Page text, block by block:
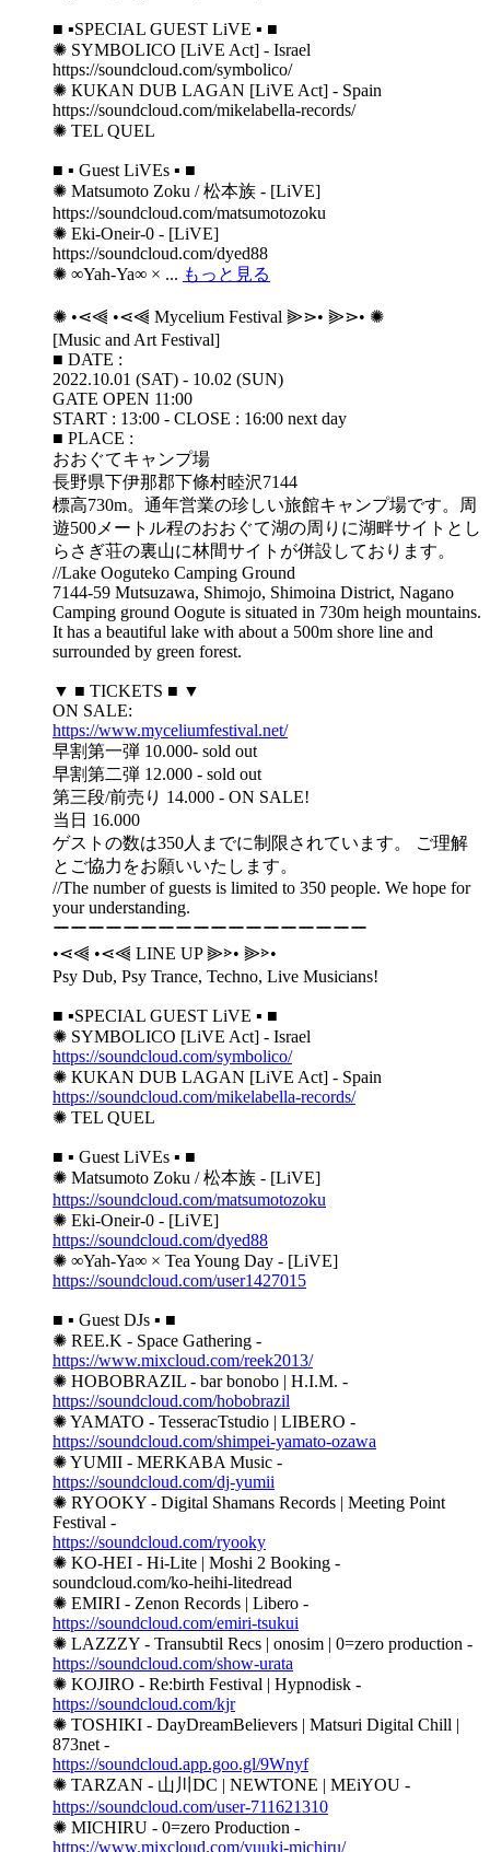
■ ▪️SPECIAL GUEST LiVE ▪️ ■
✺ SYMBОLICО [LiVE Act] - Israel
https://soundcloud.com/symbolico/
✺ КUКAN DUВ LАGАN [LiVE Act] - Spain
https://soundcloud.com/mikelabella-records/
✺ TEL QUEL
■ ▪️ Guest LiVEs ▪️ ■
✺ Matsumoto Zoku / 松本族 - [LiVE]
https://soundcloud.com/matsumotozoku
✺ Eki-Oneir-0 - [LiVE]
https://soundcloud.com/dyed88
✺ ∞Yah-Ya∞ × ... もっと見る
✺ •⋖⫷ •⋖⫷ Mycelium Festival ⫸⋗• ⫸⋗• ✺
[Music and Art Festival]
■ DATE :
2022.10.01 (SAT) - 10.02 (SUN)
GATE OPEN 11:00
START : 13:00 - CLOSE : 16:00 next day
■ PLACE :
おおぐてキャンプ場
長野県下伊那郡下條村睦沢7144
​標高730m。通年営業の珍しい旅館キャンプ場です。周
遊500メートル程のおおぐて湖の周りに湖畔サイトと​し
らさぎ荘の裏山に林間サイトが併設しております。
//Lake Ooguteko Camping Ground
7144-59 Mutsuzawa, Shimojo, Shimoina District, Nagano
Camping ground Oogute is situated in 730m heigh mountains.
It has a beautiful lake with about a 500m shore line and
surrounded by green forest.
▼ ■ TICKETS ■ ▼
ON SALE:
https://www.myceliumfestival.net/
早割第一弾 10.000- sold out
早割第二弾 12.000 - sold out
第三段/前売り 14.000 - ON SALE!
当日 16.000
ゲストの数は350人までに制限されています。 ご理解
とご協力をお願いいたします。
//The number of guests is limited to 350 people. We hope for
your understanding.
ーーーーーーーーーーーーーーーーーー
•⋖⫷ •⋖⫷ LINE UP ⫸⋗• ⫸⋗•
Psy Dub, Psy Trance, Techno, Live Musicians!
■ ▪️SPECIAL GUEST LiVE ▪️ ■
✺ SYMBОLICО [LiVE Act] - Israel
https://soundcloud.com/symbolico/
✺ КUКAN DUВ LАGАN [LiVE Act] - Spain
https://soundcloud.com/mikelabella-records/
✺ TEL QUEL
■ ▪️ Guest LiVEs ▪️ ■
✺ Matsumoto Zoku / 松本族 - [LiVE]
https://soundcloud.com/matsumotozoku
✺ Eki-Oneir-0 - [LiVE]
https://soundcloud.com/dyed88
✺ ∞Yah-Ya∞ × Tea Young Day - [LiVE]
https://soundcloud.com/user1427015
■ ▪️ Guest DJs ▪️ ■
✺ REE.K - Space Gathering -
https://www.mixcloud.com/reek2013/
✺ HOBOBRAZIL - bar bonobo | H.I.M. -
https://soundcloud.com/hobobrazil
✺ YAMATO - TesseracTstudio | LIBERO -
https://soundcloud.com/shimpei-yamato-ozawa
✺ YUMII ​- MERKABA Music -
https://soundcloud.com/dj-yumii
✺ RYOOKY - Digital Shamans Records | Meeting Point
Festival -
https://soundcloud.com/ryooky
✺ KO-HEI - Hi-Lite | Moshi 2 Booking -
soundcloud.com/ko-heihi-litedread
✺ EMIRI - Zenon Records | Libero -
https://soundcloud.com/emiri-tsukui
✺ LAZZZY - Transubtil Recs | onosim | 0=zero production -
https://soundcloud.com/show-urata
✺ KOJIRO - Re:birth Festival | Hypnodisk -
https://soundcloud.com/kjr
✺ TOSHIKI - DayDreamBelievers | Matsuri Digital Chill |
873net -
https://soundcloud.app.goo.gl/9Wnyf
✺ TARZAN - 山川DC | NEWTONE | MEiYOU -
https://soundcloud.com/user-711621310
✺ MICHIRU - 0=zero Production -
https://www.mixcloud.com/yuuki-michiru/